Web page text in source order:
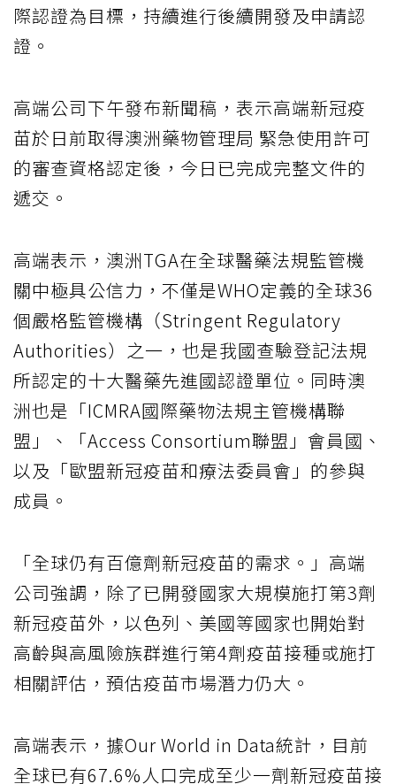
際認證為目標，持續進行後續開發及申請認
證。
高端公司下午發布新聞稿，表示高端新冠疫
苗於日前取得澳洲藥物管理局 緊急使用許可
的審查資格認定後，今日已完成完整文件的
遞交。
高端表示，澳洲TGA在全球醫藥法規監管機
關中極具公信力，不僅是WHO定義的全球36
個嚴格監管機構（Stringent Regulatory
Authorities）之一，也是我國查驗登記法規
所認定的十大醫藥先進國認證單位。同時澳
洲也是「ICMRA國際藥物法規主管機構聯
盟」、「Access Consortium聯盟」會員國、
以及「歐盟新冠疫苗和療法委員會」的參與
成員。
「全球仍有百億劑新冠疫苗的需求。」高端
公司強調，除了已開發國家大規模施打第3劑
新冠疫苗外，以色列、美國等國家也開始對
高齡與高風險族群進行第4劑疫苗接種或施打
相關評估，預估疫苗市場潛力仍大。
高端表示，據Our World in Data統計，目前
全球已有67.6%人口完成至少一劑新冠疫苗接